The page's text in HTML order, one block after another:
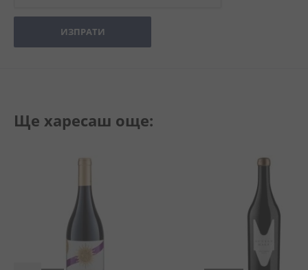
ИЗПРАТИ
Ще харесаш още: